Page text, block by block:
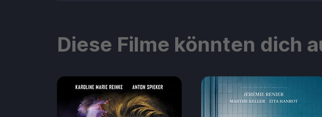
Diese Filme könnten dich